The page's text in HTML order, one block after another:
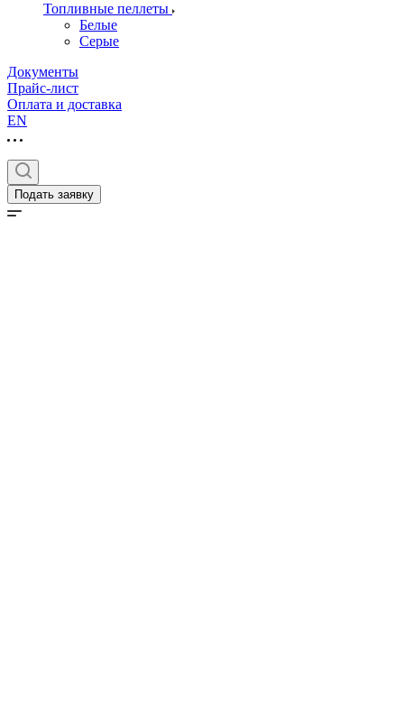
Топливные пеллеты
Белые
Серые
Документы
Прайс-лист
Оплата и доставка
EN
Подать заявку